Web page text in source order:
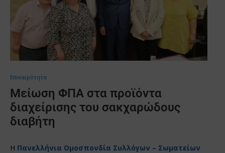
Επικαιρότητα
Μείωση ΦΠΑ στα προϊόντα
διαχείρισης του σακχαρώδους
διαβήτη
Η Πανελλήνια Ομοσπονδία Συλλόγων – Σωματείων